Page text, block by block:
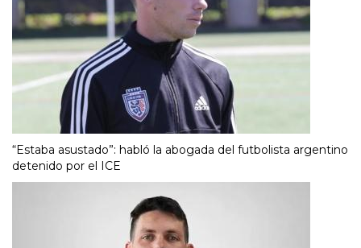
“Estaba asustado”: habló la abogada del futbolista argentino
detenido por el ICE